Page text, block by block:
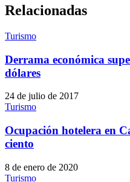
Relacionadas
Turismo
Derrama económica
dólares
24 de julio de 2017
Turismo
Ocupación hotelera en
ciento
8 de enero de 2020
Turismo